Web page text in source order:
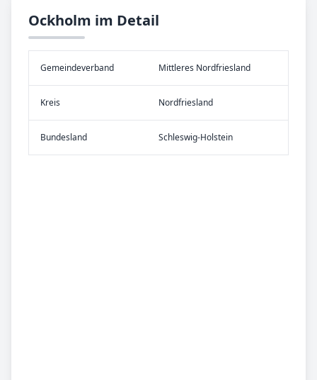
Ockholm im Detail
Gemeinde­verband Mittleres Nordfriesland
Kreis Nordfriesland
Bundes­land Schleswig-Holstein